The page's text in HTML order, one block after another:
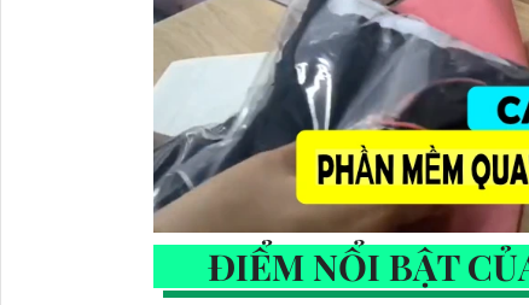
ĐIỂM NỔI BẬT